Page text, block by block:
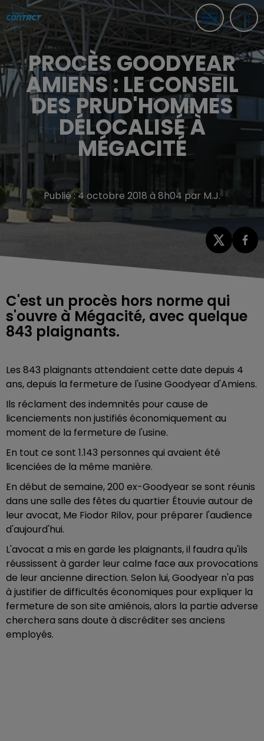
PROCÈS GOODYEAR
AMIENS : LE CONSEIL
DES PRUD'HOMMES
DÉLOCALISÉ À
MÉGACITÉ
Publié : 4 octobre 2018 à 8h04 par M.J.
C'est un procès hors norme qui
s'ouvre à Mégacité, avec quelque
843 plaignants.
Les 843 plaignants attendaient cette date depuis 4
ans, depuis la fermeture de l'usine Goodyear d'Amiens.
Ils réclament des indemnités pour cause de
licenciements non justifiés économiquement au
moment de la fermeture de l'usine.
En tout ce sont 1.143 personnes qui avaient été
licenciées de la même manière.
En début de semaine, 200 ex-Goodyear se sont réunis
dans une salle des fêtes du quartier Étouvie autour de
leur avocat, Me Fiodor Rilov, pour préparer l'audience
d'aujourd'hui.
L'avocat a mis en garde les plaignants, il faudra qu'ils
réussissent à garder leur calme face aux provocations
de leur ancienne direction. Selon lui, Goodyear n'a pas
à justifier de difficultés économiques pour expliquer la
fermeture de son site amiénois, alors la partie adverse
cherchera sans doute à discréditer ses anciens
employés.